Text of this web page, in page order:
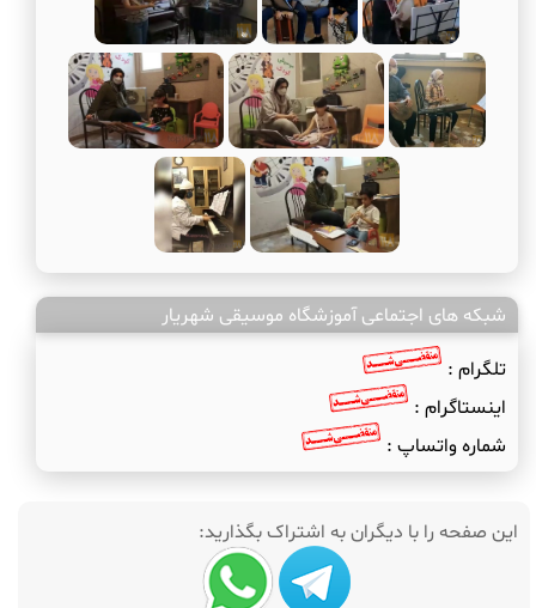
شبکه های اجتماعی آموزشگاه موسیقی شهریار
تلگرام :
اینستاگرام :
شماره واتساپ :
این صفحه را با دیگران به اشتراک بگذارید: